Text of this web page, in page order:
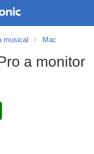
musical Mac
a monitor